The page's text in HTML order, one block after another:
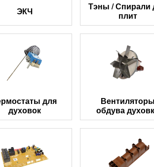
ЭКЧ
Тэны / Спирали
плит
для
духовок
Вентиляторы
обдува